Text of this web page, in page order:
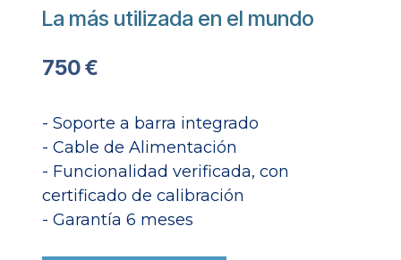
La más utilizada en el mundo
750 €
- Soporte a barra integrado
- Cable de Alimentación
- Funcionalidad verificada, con
certificado de calibración
- Garantía 6 meses​